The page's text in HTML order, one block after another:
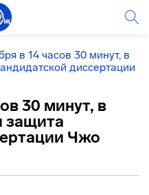
в 14 часов 30 минут, в
диссертации
30 минут, в
защита
Чжо